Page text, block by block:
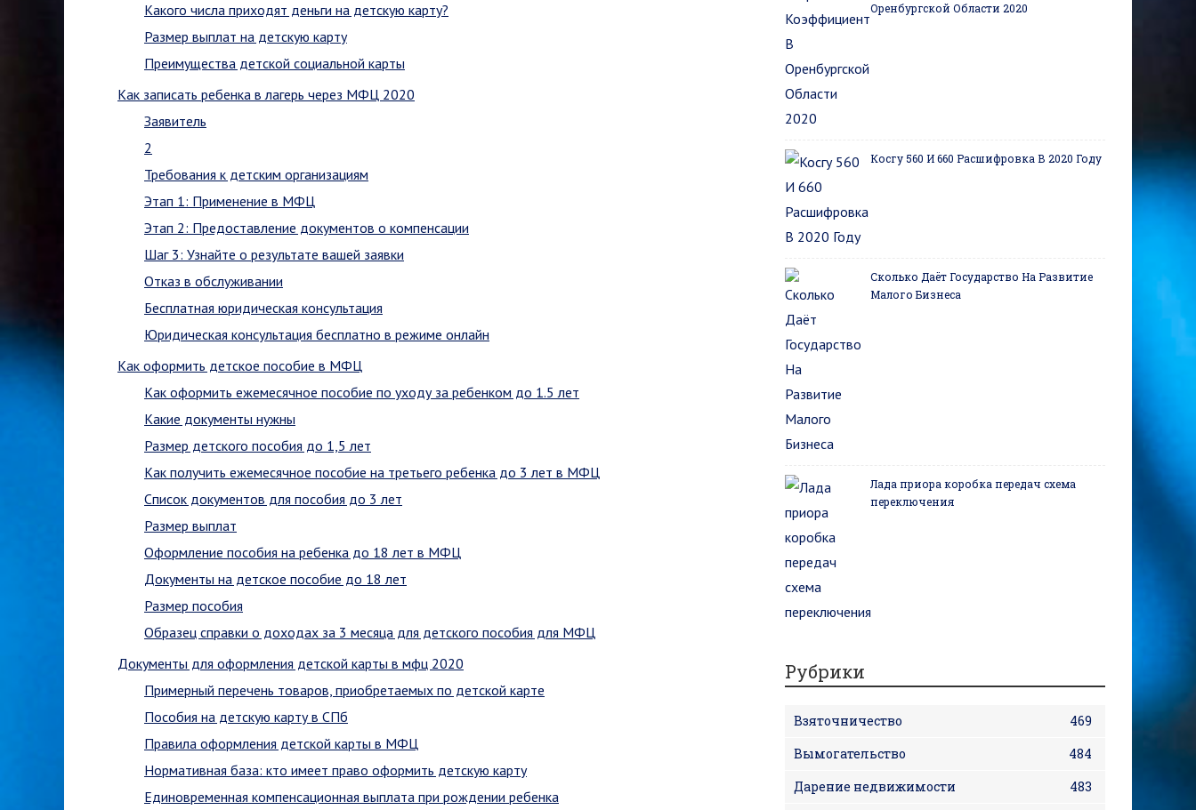
Какого числа приходят деньги на детскую карту?
Размер выплат на детскую карту
Преимущества детской социальной карты
Как записать ребенка в лагерь через МФЦ 2020
Заявитель
2
Требования к детским организациям
Этап 1: Применение в МФЦ
Этап 2: Предоставление документов о компенсации
Шаг 3: Узнайте о результате вашей заявки
Отказ в обслуживании
Бесплатная юридическая консультация
Юридическая консультация бесплатно в режиме онлайн
Как оформить детское пособие в МФЦ
Как оформить ежемесячное пособие по уходу за ребенком до 1.5 лет
Какие документы нужны
Размер детского пособия до 1,5 лет
Как получить ежемесячное пособие на третьего ребенка до 3 лет в МФЦ
Список документов для пособия до 3 лет
Размер выплат
Оформление пособия на ребенка до 18 лет в МФЦ
Документы на детское пособие до 18 лет
Размер пособия
Образец справки о доходах за 3 месяца для детского пособия для МФЦ
Документы для оформления детской карты в мфц 2020
Примерный перечень товаров, приобретаемых по детской карте
Пособия на детскую карту в СПб
Правила оформления детской карты в МФЦ
Нормативная база: кто имеет право оформить детскую карту
Единовременная компенсационная выплата при рождении ребенка
Оренбургской Области 2020
Косгу 560 И 660 Расшифровка В 2020 Году
Сколько Даёт Государство На Развитие
Малого Бизнеса
Лада приора коробка передач схема
переключения
Рубрики
Взяточничество
469
Вымогательство
484
Дарение недвижимости
483